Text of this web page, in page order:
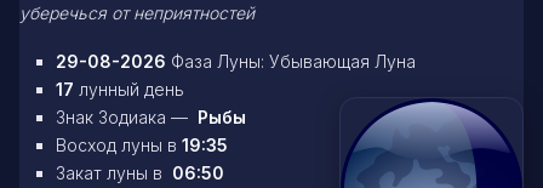
уберечься от неприятностей
29-08-2026 Фаза Луны: Убывающая Луна
17 лунный день
Знак Зодиака — Рыбы
Восход луны в 19:35
Закат луны в 06:50